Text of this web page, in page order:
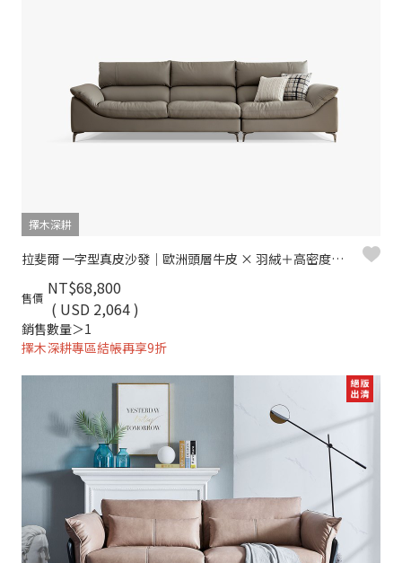
擇木深耕
拉斐爾 一字型真皮沙發｜歐洲頭層牛皮 × 羽絨＋高密度彈力坐墊 × 十年骨架保固 – 擇木深耕系列
售價 NT$68,800
( USD 2,064 )
銷售數量＞1
擇木深耕專區結帳再享9折